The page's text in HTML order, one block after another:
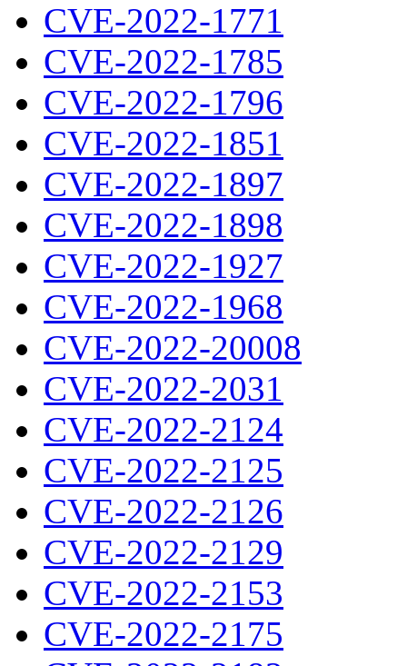
CVE-2022-1771
CVE-2022-1785
CVE-2022-1796
CVE-2022-1851
CVE-2022-1897
CVE-2022-1898
CVE-2022-1927
CVE-2022-1968
CVE-2022-20008
CVE-2022-2031
CVE-2022-2124
CVE-2022-2125
CVE-2022-2126
CVE-2022-2129
CVE-2022-2153
CVE-2022-2175